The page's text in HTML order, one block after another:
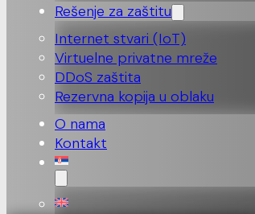
Rešenje za zaštitu
Internet stvari (IoT)
Virtuelne privatne mreže
DDoS zaštita
Rezervna kopija u oblaku
O nama
Kontakt